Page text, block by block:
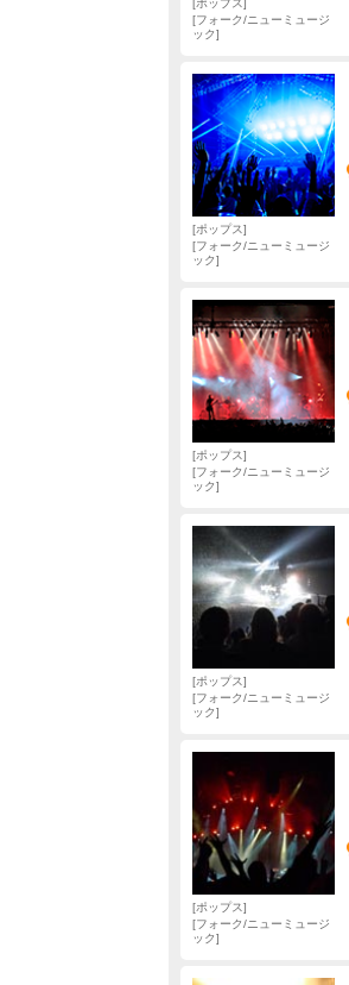
フォーク/ニューミュージ
ック
ポップス
フォーク/ニューミュージ
ック
ポップス
フォーク/ニューミュージ
ック
ポップス
フォーク/ニューミュージ
ック
ポップス
フォーク/ニューミュージ
ック